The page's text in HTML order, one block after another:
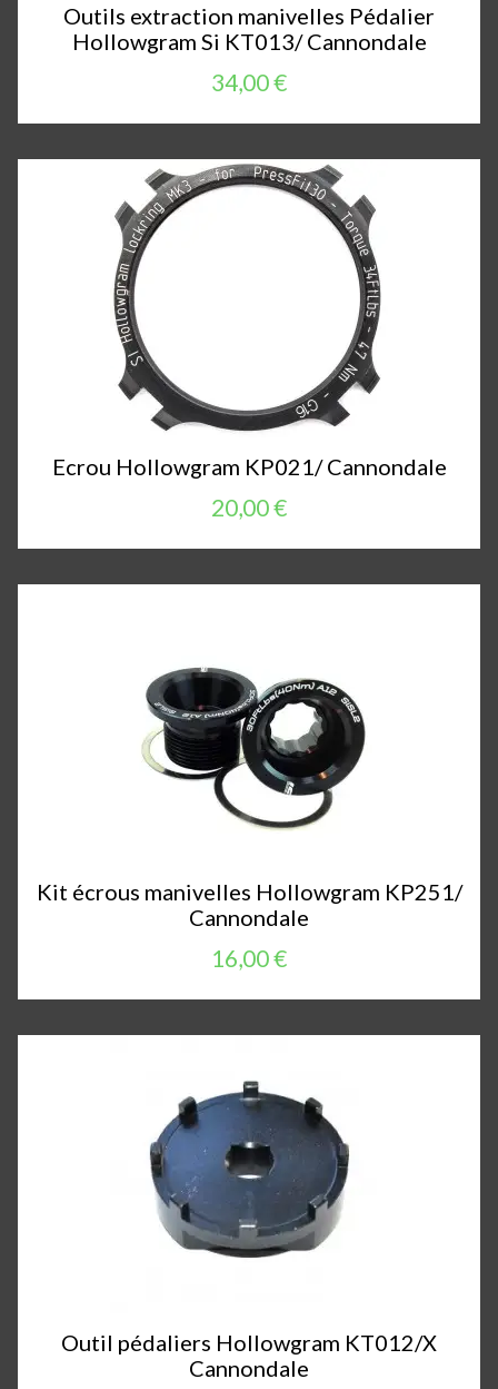
Outils extraction manivelles Pédalier
Hollowgram Si KT013/ Cannondale
34,00 €
Ecrou Hollowgram KP021/ Cannondale
20,00 €
Kit écrous manivelles Hollowgram KP251/
Cannondale
16,00 €
Outil pédaliers Hollowgram KT012/X
Cannondale